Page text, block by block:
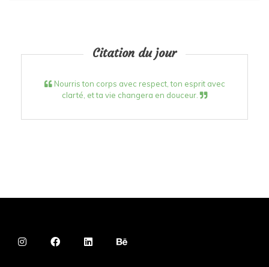
Citation du jour
Nourris ton corps avec respect, ton esprit avec
clarté, et ta vie changera en douceur.